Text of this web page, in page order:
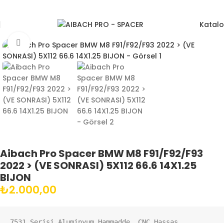
Büyütmek için tıklayın
Aibach Pro Spacer BMW M8 F91/F92/F93
2022 > (VE SONRASI) 5X112 66.6 14X1.25
BIJON
₺2.000,00